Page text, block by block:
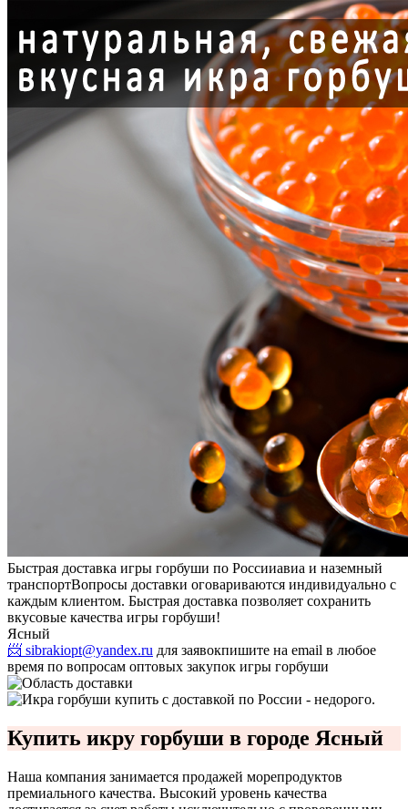
Быстрая доставка игры горбуши по Россииавиа и наземный
транспортВопросы доставки оговариваются индивидуально с
каждым клиентом. Быстрая доставка позволяет сохранить
вкусовые качества игры горбуши!
Ясный
📨 sibrakiopt@yandex.ru для заявокпишите на email в любое
время по вопросам оптовых закупок игры горбуши
Купить икру горбуши в городе Ясный
Наша компания занимается продажей морепродуктов
премиального качества. Высокий уровень качества